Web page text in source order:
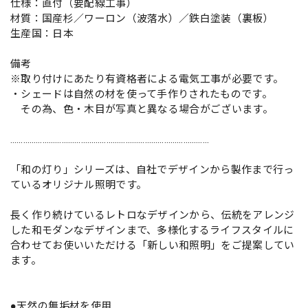
仕様：直付（要配線工事）
材質：国産杉／ワーロン（波落水）／鉄白塗装（裏板）
生産国：日本
備考
※取り付けにあたり有資格者による電気工事が必要です。
・シェードは自然の材を使って手作りされたものです。
その為、色・木目が写真と異なる場合がございます。
…………………………………………………………………………………
「和の灯り」シリーズは、自社でデザインから製作まで行っ
ているオリジナル照明です。
長く作り続けているレトロなデザインから、伝統をアレンジ
した和モダンなデザインまで、多様化するライフスタイルに
合わせてお使いいただける「新しい和照明」をご提案してい
ます。